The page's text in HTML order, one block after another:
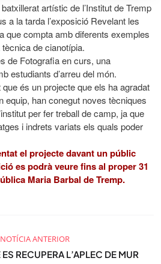
e
t
n
g
s
P
e
l
l
e
artístic de l’Institut de Tremp
a la tarda l’exposició Revelant les
que compta amb diferents exemples
de cianotípia.
de Fotografia en curs, una
estudiants d’arreu del món.
és un projecte que els ha agradat
equip, han conegut noves tècniques
per fer treball de camp, ja que
i indrets variats els quals poder
el projecte davant un públic
es podrà veure fins al proper 31
Maria Barbal de Tremp.
NOTÍCIA ANTERIOR
RECUPERA L’APLEC DE MUR